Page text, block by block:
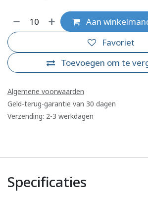
Aan
Toevoegen om te
Favoriet
Algemene voorwaarden
Geld-terug-garantie van 30 dagen
Verzending: 2-3 werkdagen
Specificaties